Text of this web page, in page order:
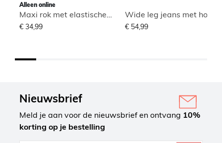
Alleen online
€ 34,99 € 54,99
Nieuwsbrief
Meld je aan voor de nieuwsbrief en ontvang 10%
korting op je bestelling